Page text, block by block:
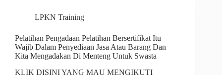
LPKN Training
Pelatihan Pengadaan Pelatihan Bersertifikat Itu
Wajib Dalam Penyediaan Jasa Atau Barang Dan
Kita Mengadakan Di Menteng Untuk Swasta
KLIK DISINI YANG MAU MENGIKUTI